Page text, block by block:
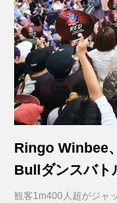
Ringo Winbee
Bullダンスバト
観客1m400人超がジャ